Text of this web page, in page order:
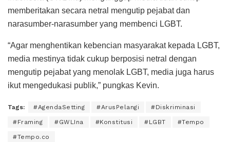
memberitakan secara netral mengutip pejabat dan
narasumber-narasumber yang membenci LGBT.
“Agar menghentikan kebencian masyarakat kepada LGBT,
media mestinya tidak cukup berposisi netral dengan
mengutip pejabat yang menolak LGBT, media juga harus
ikut mengedukasi publik,” pungkas Kevin.
Tags: #AgendaSetting #ArusPelangi #Diskriminasi
#Framing #GWLIna #Konstitusi #LGBT #Tempo
#Tempo.co